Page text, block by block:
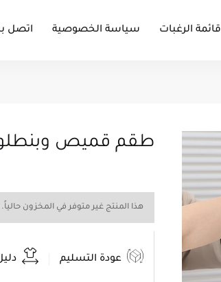
قائمة الرغبات سياسة الخصوصية اتصل
طقم قميص
هذا المنتج غير متوفر في المخزون حالياً.
عودة التسليم